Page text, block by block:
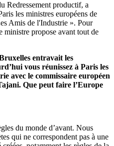
Redressement productif, a
les ministres européens de
Amis de l'Industrie ». Pour
propose avant tout de
entravait les
vous réunissez à Paris les
avec le commissaire européen
Que peut faire l’Europe
du monde d’avant. Nous
qui ne correspondent pas à une